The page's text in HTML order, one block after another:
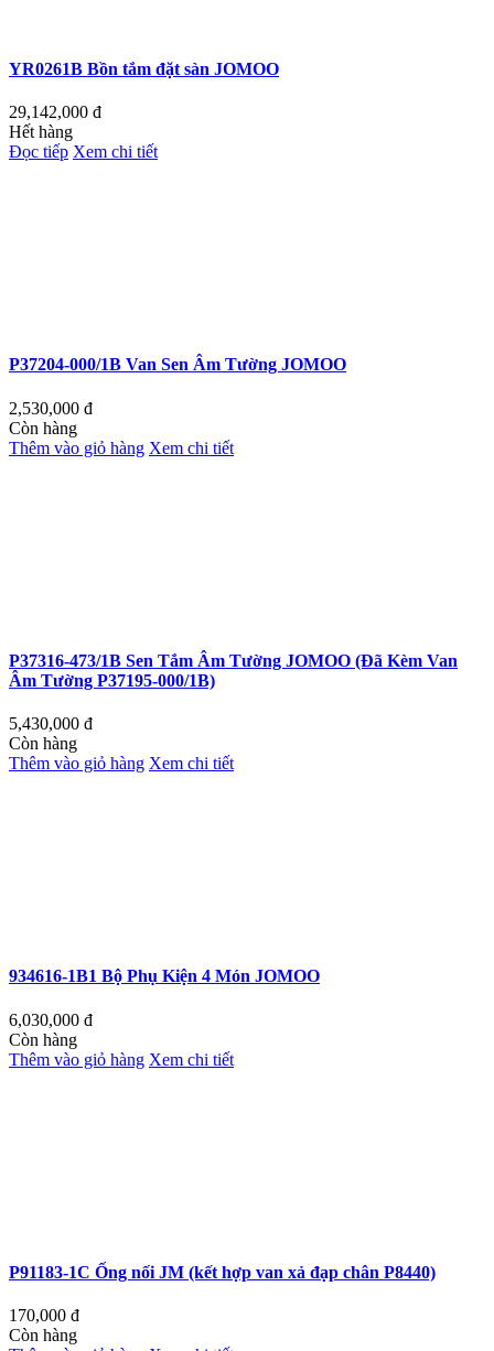
YR0261B Bồn tắm đặt sàn JOMOO
29,142,000 đ
Hết hàng
Đọc tiếp Xem chi tiết
P37204-000/1B Van Sen Âm Tường JOMOO
2,530,000 đ
Còn hàng
Thêm vào giỏ hàng Xem chi tiết
P37316-473/1B Sen Tắm Âm Tường JOMOO (Đã Kèm Van
Âm Tường P37195-000/1B)
5,430,000 đ
Còn hàng
Thêm vào giỏ hàng Xem chi tiết
934616-1B1 Bộ Phụ Kiện 4 Món JOMOO
6,030,000 đ
Còn hàng
Thêm vào giỏ hàng Xem chi tiết
P91183-1C Ống nối JM (kết hợp van xả đạp chân P8440)
170,000 đ
Còn hàng